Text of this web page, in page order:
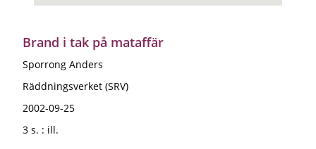
Brand i tak på mataffär
Sporrong Anders
Räddningsverket (SRV)
2002-09-25
3 s. : ill.